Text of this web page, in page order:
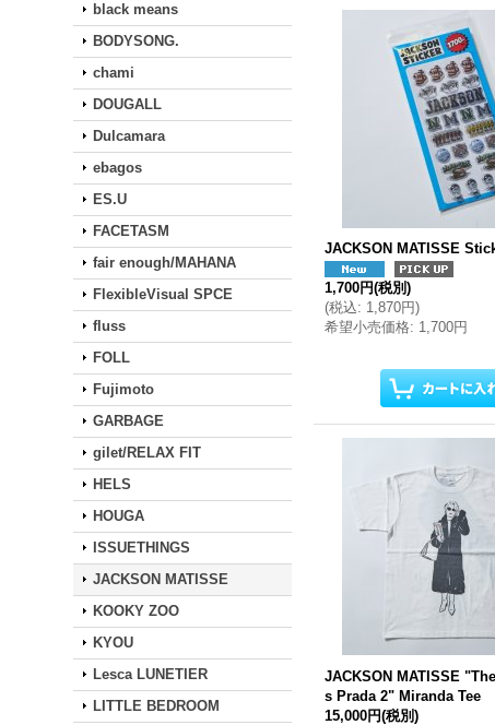
black means
BODYSONG.
chami
DOUGALL
Dulcamara
ebagos
ES.U
FACETASM
fair enough/MAHANA
FlexibleVisual SPCE
fluss
FOLL
Fujimoto
GARBAGE
gilet/RELAX FIT
HELS
HOUGA
ISSUETHINGS
JACKSON MATISSE
KOOKY ZOO
KYOU
Lesca LUNETIER
LITTLE BEDROOM
JACKSON MATISSE
1,700円(税別)
(税込: 1,870円)
希望小売価格: 1,700円
JACKSON MATISSE
s Prada 2" Miranda Tee
15,000円(税別)